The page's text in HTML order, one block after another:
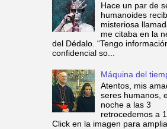
Hace un par de
humanoides
misteriosa
me citaba en la
del Dédalo. “Tengo
confidencial so...
Máquina del
Atentos, mis
seres humanos,
noche a las 3
retrocedemos a
Click en la imagen para